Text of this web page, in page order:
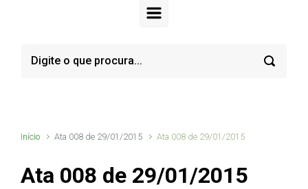
Início Ata 008 de 29/01/2015 Ata 008 de 29/01/2015
Ata 008 de 29/01/2015